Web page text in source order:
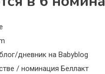
дневник на Babyblog
/ номинация Беллакт